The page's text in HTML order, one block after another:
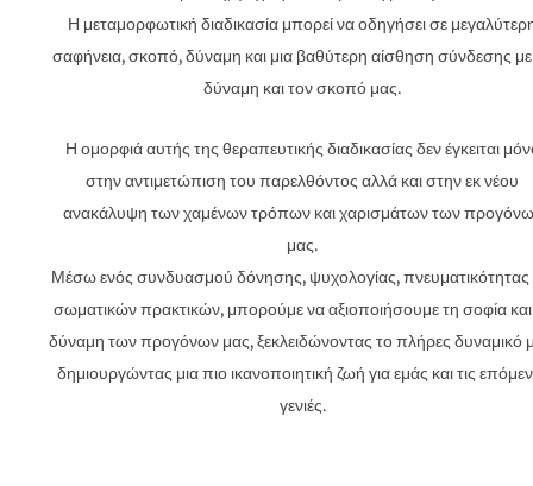
Η μεταμορφωτική διαδικασία μπορεί να οδηγήσει σε
σαφήνεια, σκοπό, δύναμη και μια βαθύτερη αίσθηση σύνδεσης
δύναμη και τον σκοπό μας.
Η ομορφιά αυτής της θεραπευτικής διαδικασίας δεν έγκειται
στην αντιμετώπιση του παρελθόντος αλλά και στην εκ νέου
ανακάλυψη των χαμένων τρόπων και χαρισμάτων των
μας.
Μέσω ενός συνδυασμού δόνησης, ψυχολογίας, πνευματικότητας
σωματικών πρακτικών, μπορούμε να αξιοποιήσουμε τη σοφία
δύναμη των προγόνων μας, ξεκλειδώνοντας το πλήρες δυναμικό
δημιουργώντας μια πιο ικανοποιητική ζωή για εμάς και τις
γενιές.